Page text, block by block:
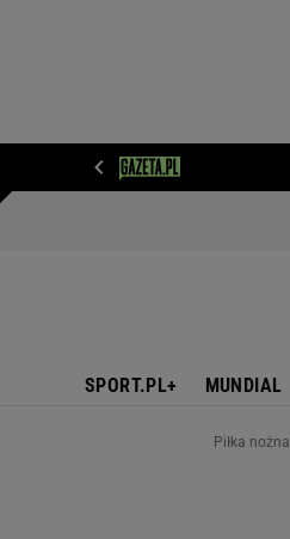
SPORT.PL+ MUNDIAL
Piłka nożna